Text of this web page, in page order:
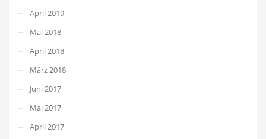
April 2019
Mai 2018
April 2018
März 2018
Juni 2017
Mai 2017
April 2017